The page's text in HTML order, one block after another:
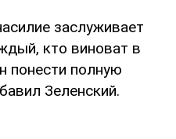
заслуживает
кто виноват в
понести полную
Зеленский.